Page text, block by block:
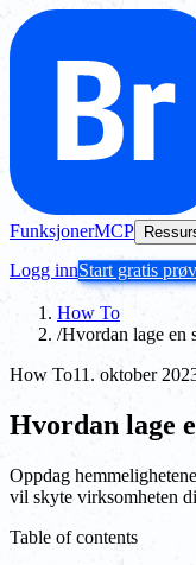
FunksjonerMCP
Logg innStart gratis
How To
/Hvordan lage en
How To11. oktober
Hvordan lage
Oppdag
vil skyte virksomheten
Table of contents